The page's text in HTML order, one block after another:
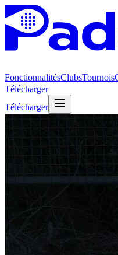
FonctionnalitésClubsTournois
Télécharger
Télécharger